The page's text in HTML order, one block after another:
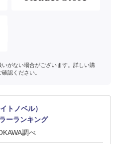
がない場合がございます。詳しい購
認ください。
トノベル）
ーランキング
調べ